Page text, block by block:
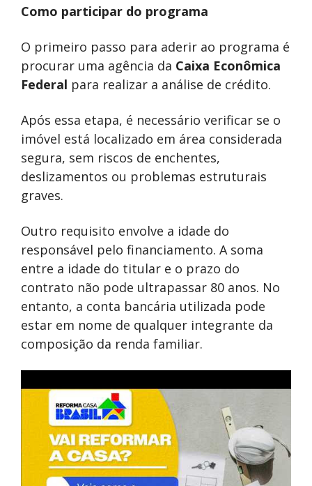
Como participar do programa
O primeiro passo para aderir ao programa é
procurar uma agência da Caixa Econômica
Federal para realizar a análise de crédito.
Após essa etapa, é necessário verificar se o
imóvel está localizado em área considerada
segura, sem riscos de enchentes,
deslizamentos ou problemas estruturais
graves.
Outro requisito envolve a idade do
responsável pelo financiamento. A soma
entre a idade do titular e o prazo do
contrato não pode ultrapassar 80 anos. No
entanto, a conta bancária utilizada pode
estar em nome de qualquer integrante da
composição da renda familiar.